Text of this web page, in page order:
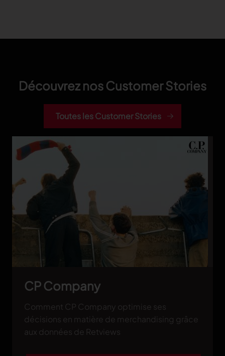
Découvrez nos Customer Stories
Toutes les Customer Stories
CP Company
Comment CP Company optimise ses
décisions en matière de merchandising grâce
aux données de Retviews